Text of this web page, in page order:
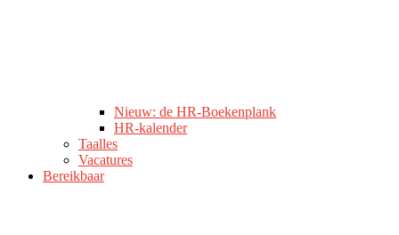
Nieuw: de HR-Boekenplank
HR-kalender
Taalles
Vacatures
Bereikbaar